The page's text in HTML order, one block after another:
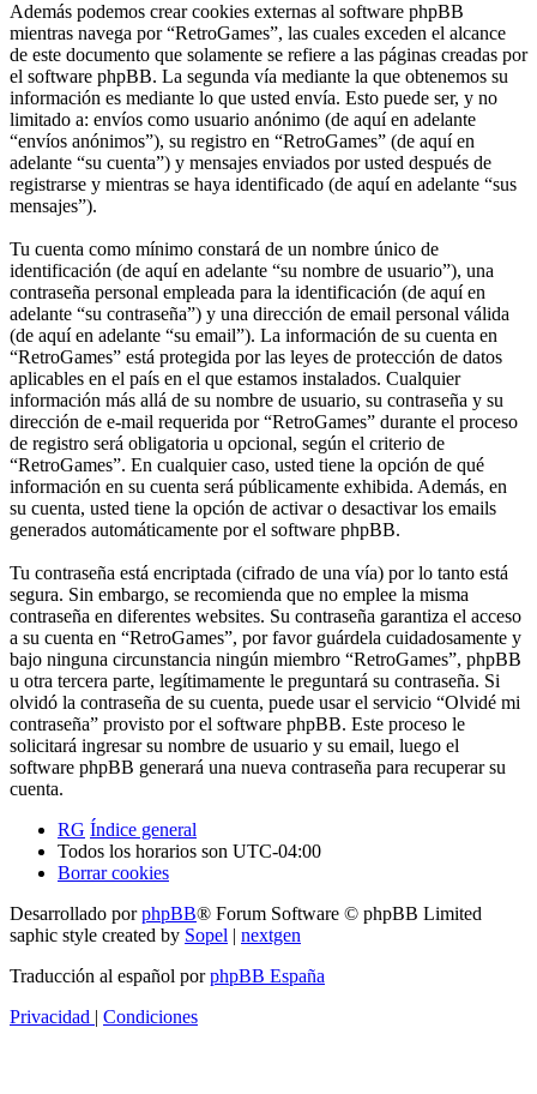
Además podemos crear cookies externas al software phpBB
mientras navega por “RetroGames”, las cuales exceden el alcance
de este documento que solamente se refiere a las páginas creadas por
el software phpBB. La segunda vía mediante la que obtenemos su
información es mediante lo que usted envía. Esto puede ser, y no
limitado a: envíos como usuario anónimo (de aquí en adelante
“envíos anónimos”), su registro en “RetroGames” (de aquí en
adelante “su cuenta”) y mensajes enviados por usted después de
registrarse y mientras se haya identificado (de aquí en adelante “sus
mensajes”).
Tu cuenta como mínimo constará de un nombre único de
identificación (de aquí en adelante “su nombre de usuario”), una
contraseña personal empleada para la identificación (de aquí en
adelante “su contraseña”) y una dirección de email personal válida
(de aquí en adelante “su email”). La información de su cuenta en
“RetroGames” está protegida por las leyes de protección de datos
aplicables en el país en el que estamos instalados. Cualquier
información más allá de su nombre de usuario, su contraseña y su
dirección de e-mail requerida por “RetroGames” durante el proceso
de registro será obligatoria u opcional, según el criterio de
“RetroGames”. En cualquier caso, usted tiene la opción de qué
información en su cuenta será públicamente exhibida. Además, en
su cuenta, usted tiene la opción de activar o desactivar los emails
generados automáticamente por el software phpBB.
Tu contraseña está encriptada (cifrado de una vía) por lo tanto está
segura. Sin embargo, se recomienda que no emplee la misma
contraseña en diferentes websites. Su contraseña garantiza el acceso
a su cuenta en “RetroGames”, por favor guárdela cuidadosamente y
bajo ninguna circunstancia ningún miembro “RetroGames”, phpBB
u otra tercera parte, legítimamente le preguntará su contraseña. Si
olvidó la contraseña de su cuenta, puede usar el servicio “Olvidé mi
contraseña” provisto por el software phpBB. Este proceso le
solicitará ingresar su nombre de usuario y su email, luego el
software phpBB generará una nueva contraseña para recuperar su
cuenta.
RG Índice general
Todos los horarios son UTC-04:00
Borrar cookies
Desarrollado porphpBB® Forum Software © phpBB Limited
saphic style created by Sopel | nextgen
Traducción al español porphpBB España
Privacidad | Condiciones